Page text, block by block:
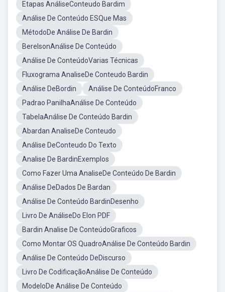
Etapas AnáliseConteudo Bardim
Análise De Conteúdo ESQue Mas
MétodoDe Análise De Bardin
BerelsonAnálise De Conteúdo
Análise De ConteúdoVarias Técnicas
Fluxograma AnaliseDe Conteudo Bardin
Análise DeBordin
Análise De ConteúdoFranco
Padrao PanilhaAnálise De Conteúdo
TabelaAnálise De Conteúdo Bardin
Abardan AnaliseDe Conteudo
Análise DeConteudo Do Texto
Analise De BardinExemplos
Como Fazer Uma AnaliseDe Conteúdo De Bardin
Análise DeDados De Bardan
Análise De Conteúdo BardinDesenho
Livro De AnáliseDo Elon PDF
Bardin Analise De ConteúdoGraficos
Como Montar OS QuadroAnálise De Conteúdo Bardin
Análise De Conteúdo DeDiscurso
Livro De CodificaçãoAnálise De Conteúdo
ModeloDe Análise De Conteúdo